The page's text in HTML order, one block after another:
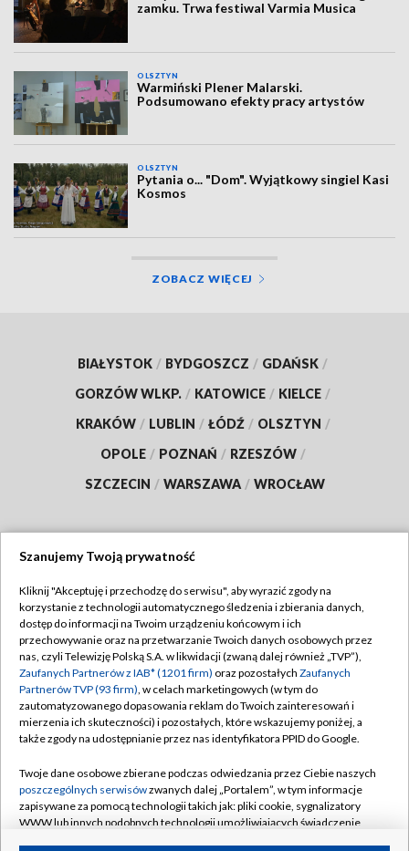
zamku. Trwa festiwal Varmia Musica
OLSZTYN
Warmiński Plener Malarski.
Podsumowano efekty pracy artystów
OLSZTYN
Pytania o... "Dom". Wyjątkowy singiel Kasi
Kosmos
ZOBACZ WIĘCEJ
BIAŁYSTOK / BYDGOSZCZ / GDAŃSK /
GORZÓW WLKP. / KATOWICE / KIELCE /
KRAKÓW / LUBLIN / ŁÓDŹ / OLSZTYN /
OPOLE / POZNAŃ / RZESZÓW /
SZCZECIN / WARSZAWA / WROCŁAW
TVP
Abonament TVP
Emisja w TVP
Centrum informacji TVP
Naziemna Telewizja Cyfrowa
Rada Programowa
System NOS
Informacje o nadawcy
Regulamin TVP
Polityka prywatności
Moje zgody
Pomoc
Kontakt
Szanujemy Twoją prywatność
Kliknij "Akceptuję i przechodzę do serwisu", aby wyrazić zgody na
korzystanie z technologii automatycznego śledzenia i zbierania danych,
dostęp do informacji na Twoim urządzeniu końcowym i ich
przechowywanie oraz na przetwarzanie Twoich danych osobowych przez
nas, czyli Telewizję Polską S.A. w likwidacji (zwaną dalej również „TVP”),
Zaufanych Partnerów z IAB* (1201 firm) oraz pozostałych Zaufanych
Partnerów TVP (93 firm), w celach marketingowych (w tym do
zautomatyzowanego dopasowania reklam do Twoich zainteresowań i
mierzenia ich skuteczności) i pozostałych, które wskazujemy poniżej, a
także zgody na udostępnianie przez nas identyfikatora PPID do Google.
Twoje dane osobowe zbierane podczas odwiedzania przez Ciebie naszych
poszczególnych serwisówzwanych dalej „Portalem”, w tym informacje
zapisywane za pomocą technologii takich jak: pliki cookie, sygnalizatory
WWW lub innych podobnych technologii umożliwiających świadczenie